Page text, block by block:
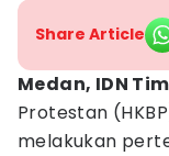
Share Article
Medan, IDN
Protestan
melakukan